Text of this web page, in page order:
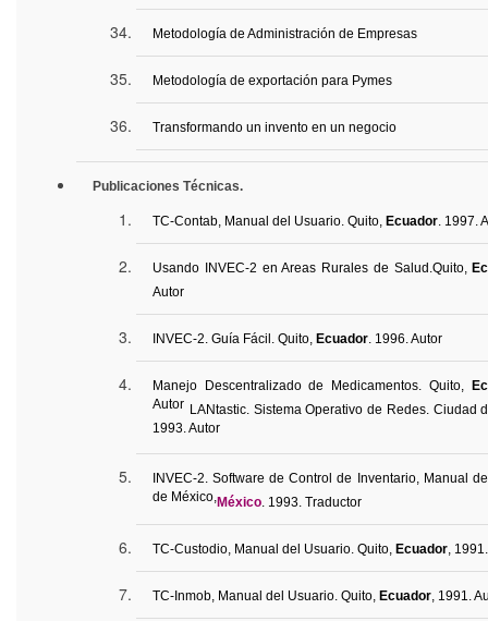
Metodología de Administración de Empresas
Metodología de exportación para Pymes
Transformando un invento en un negocio
Publicaciones Técnicas.
TC-Contab , Manual del Usuario. Quito, Ecuador . 1997.
Usando INVEC-2 enAreas Rurales de Salud. Quito,
Autor
INVEC-2. Guía Fácil. Quito, Ecuador 1996. Autor
Manejo Descentralizado de Medicamentos. Quito,
Autor LANtastic. Sistema Operativo de Redes. Ciudad
1993. Autor
INVEC-2. Software de Control de Inventario, Manual
de México,México . 1993. Traductor
TC-Custodio, Manual del Usuario. Quito, Ecuador ,
TC-Inmob , Manual del Usuario. Quito, Ecuador , 1991.